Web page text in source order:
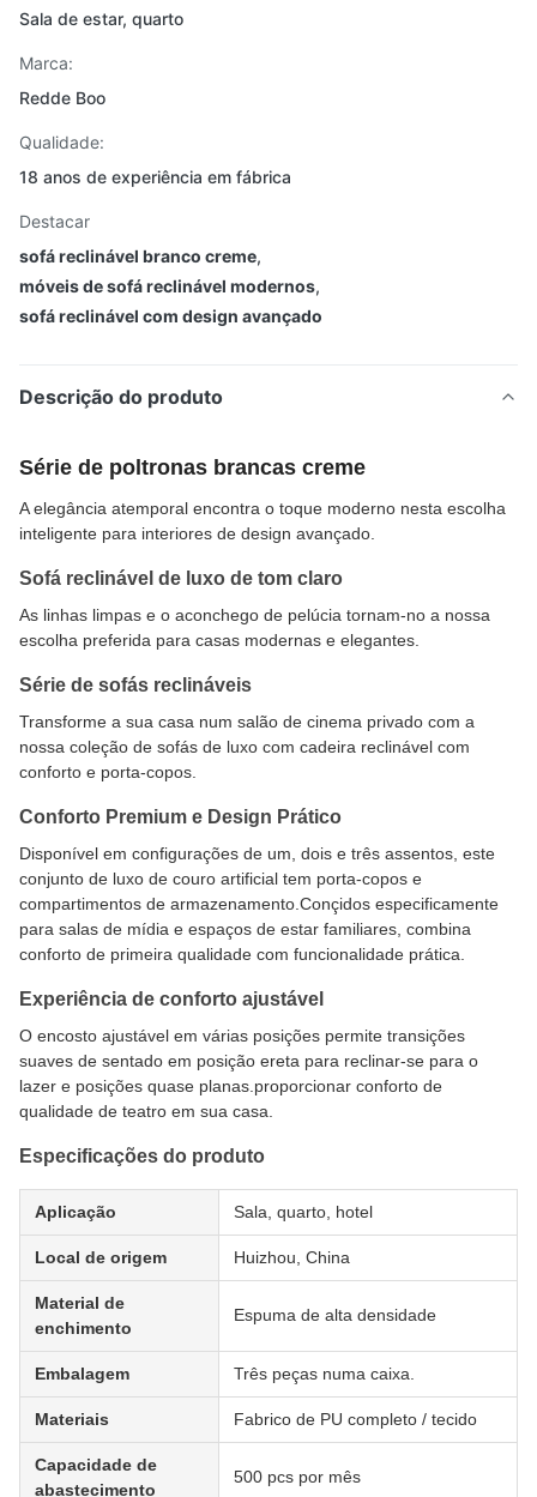
Sala de estar, quarto
Marca:
Redde Boo
Qualidade:
18 anos de experiência em fábrica
Destacar
sofá reclinável branco creme,
móveis de sofá reclinável modernos,
sofá reclinável com design avançado
Descrição do produto
Série de poltronas brancas creme
A elegância atemporal encontra o toque moderno nesta escolha
inteligente para interiores de design avançado.
Sofá reclinável de luxo de tom claro
As linhas limpas e o aconchego de pelúcia tornam-no a nossa
escolha preferida para casas modernas e elegantes.
Série de sofás reclináveis
Transforme a sua casa num salão de cinema privado com a
nossa coleção de sofás de luxo com cadeira reclinável com
conforto e porta-copos.
Conforto Premium e Design Prático
Disponível em configurações de um, dois e três assentos, este
conjunto de luxo de couro artificial tem porta-copos e
compartimentos de armazenamento.Conçidos especificamente
para salas de mídia e espaços de estar familiares, combina
conforto de primeira qualidade com funcionalidade prática.
Experiência de conforto ajustável
O encosto ajustável em várias posições permite transições
suaves de sentado em posição ereta para reclinar-se para o
lazer e posições quase planas.proporcionar conforto de
qualidade de teatro em sua casa.
Especificações do produto
Aplicação Sala, quarto, hotel
Local de origem Huizhou, China
Material de
enchimento
Espuma de alta densidade
Embalagem Três peças numa caixa.
Materiais Fabrico de PU completo / tecido
Capacidade de
abastecimento
500 pcs por mês